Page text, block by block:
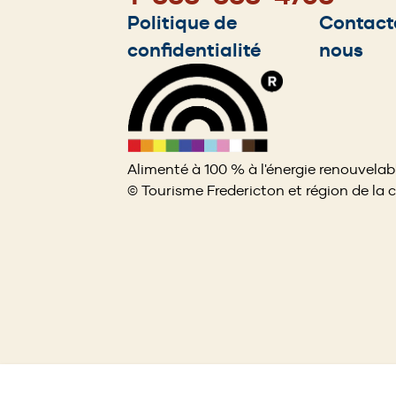
Footer
menu
Politique de
confidentialité
nous
Alimenté à 100 % à l'énergie
© Tourisme Fredericton et région de la